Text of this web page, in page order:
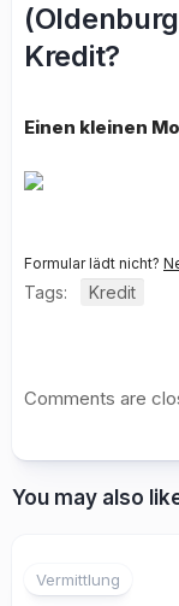
Kredit?
Einen kleinen
Formular lädt nicht?
Tags: Kredit
Comments are
You may also
Vermittlung